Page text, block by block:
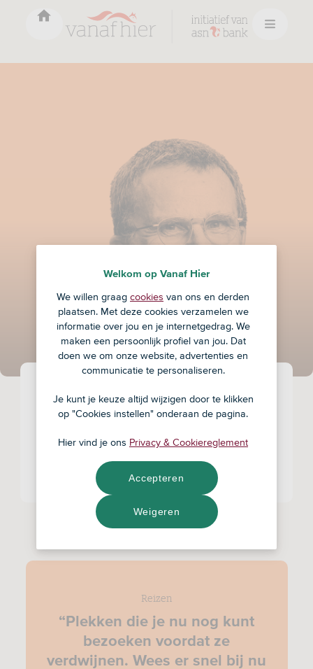
Piet
Auteur
carrière in voor de duurzame samenleving. Eerst
als oprichter van duurzame beleggersvereniging
VBDO en de laatste 15 jaar als manager
duurzaamheidsstrategie en -beleid bij ASN
Bank. Nu is hij met pensioen.
Aantal items 20
“Plekken die je nu nog kunt
bezoeken voordat ze
verdwijnen. Wees er snel bij nu
Reizen
Welkom op Vanaf Hier
We willen graag cookies van ons en derden
plaatsen. Met deze cookies verzamelen we
informatie over jou en je internetgedrag. We
maken een persoonlijk profiel van jou. Dat
doen we om onze website, advertenties en
communicatie te personaliseren.
Je kunt je keuze altijd wijzigen door te klikken
op "Cookies instellen" onderaan de pagina.
Hier vind je ons Privacy & Cookiereglement
Weigeren
Accepteren